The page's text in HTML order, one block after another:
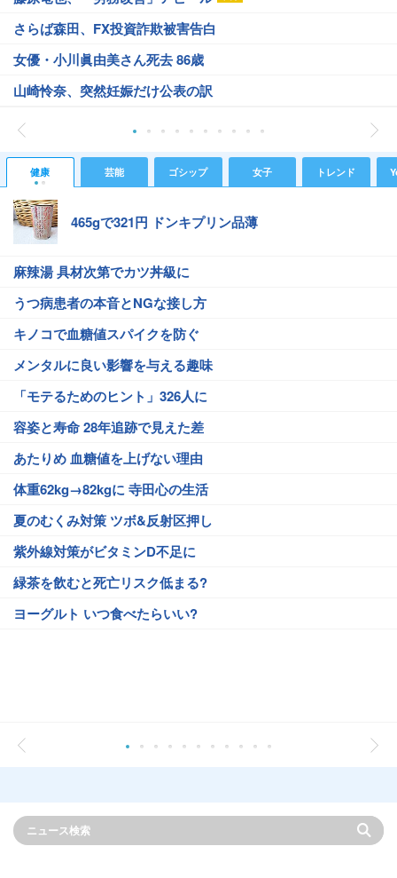
さらば森田、FX投資詐欺被害告白
女優・小川眞由美さん死去 86歳
山崎怜奈、突然妊娠だけ公表の訳
健康 芸能 ゴシップ 女子 トレンド
465gで321円 ドンキプリン品薄
麻辣湯 具材次第でカツ丼級に
うつ病患者の本音とNGな接し方
キノコで血糖値スパイクを防ぐ
メンタルに良い影響を与える趣味
「モテるためのヒント」326人に
容姿と寿命 28年追跡で見えた差
あたりめ 血糖値を上げない理由
体重62kg→82kgに 寺田心の生活
夏のむくみ対策 ツボ&反射区押し
紫外線対策がビタミンD不足に
緑茶を飲むと死亡リスク低まる?
ヨーグルト いつ食べたらいい?